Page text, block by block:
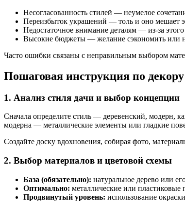
Несогласованность стилей — неумелое
Переизбыток украшений — толь и оно мешает
Недостаточное внимание деталям — из-за
Высокие бюджеты — желание сэкономить или
Часто ошибки связаны с неправильным выбором
Пошаговая инструкция по
1. Анализ стиля дачи и выбор концепции
Сначала определите стиль — деревенский, модерн,
модерна — металлические элементы или гладкие
Создайте доску вдохновения, собирая фото,
2. Выбор материалов и цветовой схемы
База (обязательно): натуральное дерево или
Оптимально: металлические или
Продвинутый уровень: использование